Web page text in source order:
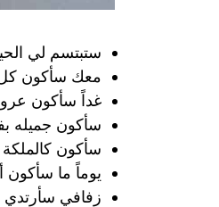
ستبتسم لي
معك سأكون كل
غداً سأكون
سأكون جميله
سأكون
يوماً ما
زفافي سأرتدي